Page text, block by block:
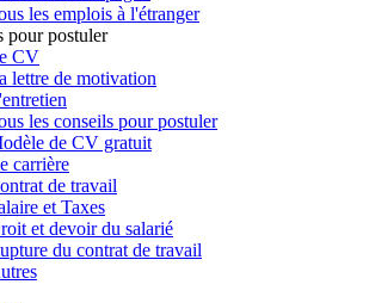
les emplois à l'étranger
pour postuler
CV
lettre de motivation
les conseils pour postuler
de CV gratuit
carrière
de travail
et Taxes
et devoir du salarié
du contrat de travail